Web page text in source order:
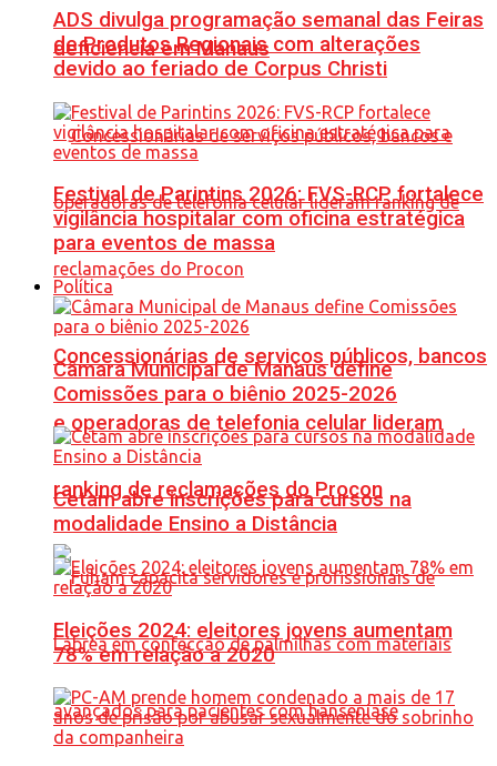
deficiência em Manaus
Concessionárias de serviços públicos, bancos
e operadoras de telefonia celular lideram
ranking de reclamações do Procon
ADS divulga programação semanal das Feiras
de Produtos Regionais com alterações
devido ao feriado de Corpus Christi
Festival de Parintins 2026: FVS-RCP fortalece
vigilância hospitalar com oficina estratégica
para eventos de massa
Política
Câmara Municipal de Manaus define
Comissões para o biênio 2025-2026
Cetam abre inscrições para cursos na
modalidade Ensino a Distância
Eleições 2024: eleitores jovens aumentam
78% em relação a 2020